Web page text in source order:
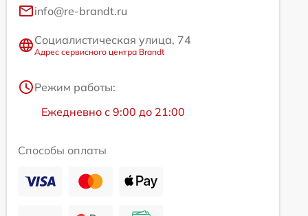
info@re-brandt.ru
Социалистическая улица, 74
Адрес сервисного центра Brandt
Режим работы:
Ежедневно с 9:00 до 21:00
Способы оплаты